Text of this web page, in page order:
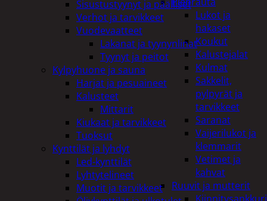
Lukot ja
hakaset
Koukut
Kalustejalat
Kulmat
Sakkelit,
pylpyrät ja
tarvikkeet
Saranat
Vaijerilukot ja
klemmarit
Vetimet ja
kahvat
Ruuvit ja mutterit
Sisustustyynyt ja päälliset
Verhot ja tarvikkeet
Vuodevaatteet
Lakanat ja tyynynlinat
Tyynyt ja peitot
Kylpyhuone ja sauna
Harjat ja pesuaineet
Kalusteet
Mittarit
Kiukaat ja tarvikkeet
Tuoksut
Kynttilät ja lyhdyt
Led-kynttilät
Lyhtytelineet
Muotit ja tarvikkeet